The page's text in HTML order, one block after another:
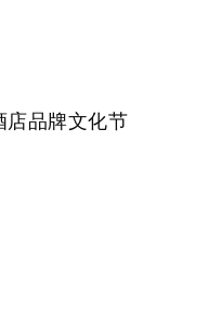
店品牌文化节